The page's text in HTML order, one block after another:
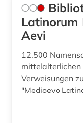
Latinorum
Aevi
12.500
mittelalterlichen
Verweisungen
"Medioevo